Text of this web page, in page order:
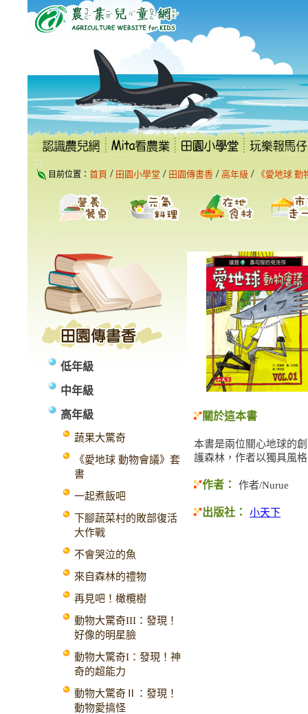
到
內
容
區
:::
目前位置： 首頁 / 田園小學堂 / 田園傳書香 / 高年級 / 《愛地球
:::
低年級
中年級
高年級
蔬果大驚奇
《愛地球 動物會議》套
書
一起煮飯吧
下腳蔬菜村的敗部復活
大作戰
不會哭泣的魚
來自森林的禮物
再見吧！橄欖樹
動物大驚奇III：發現！
好像的明星臉
動物大驚奇I：發現！神
奇的超能力
動物大驚奇Ⅱ：發現！
動物愛搞怪
關於這本書
本書是兩位關心地球的
護森林，作者以獨具風
作者： 作者/Nurue
出版社： 小天下